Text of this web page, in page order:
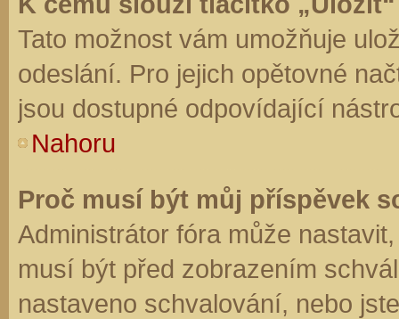
Tato možnost vám umožňuje
odeslání. Pro jejich opětovné
jsou dostupné odpovídající
Nahoru
Proč musí být můj příspěvek
Administrátor fóra může
musí být před zobrazením
nastaveno schvalování, nebo